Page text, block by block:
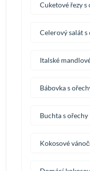
Cuketové řezy s
Celerový salát s
Italské
Bábovka s
Buchta s ořechy
Kokosové